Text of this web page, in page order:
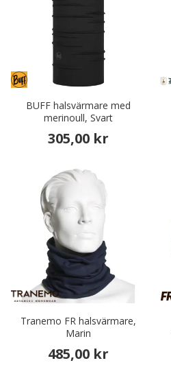
BUFF halsvärmare med
merinoull, Svart
305,00 kr
Tranemo FR halsvärmare,
Marin
485,00 kr